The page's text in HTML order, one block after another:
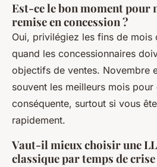
Est-ce le bon moment pour
remise en concession ?
Oui, privilégiez les fins de mois
quand les concessionnaires
objectifs de ventes. Novembre
souvent les meilleurs mois
conséquente, surtout si vous
rapidement.
Vaut-il mieux choisir une
classique par temps de crise